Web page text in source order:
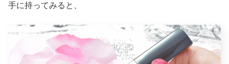
手に持ってみると、